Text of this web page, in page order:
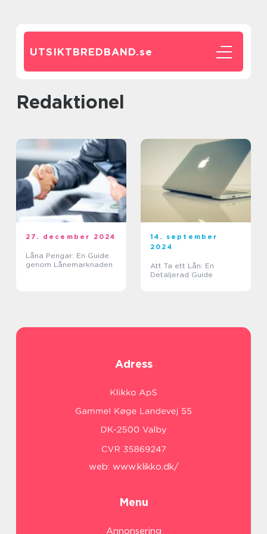
UTSIKTBREDBAND.se
redaktionel
27. december 2024
Låna Pengar: En Guide
genom Lånemarknaden
14. september
2024
Att Ta ett Lån: En
Detaljerad Guide
Adress
web: www.klikko.dk/
Menu
Annonsering